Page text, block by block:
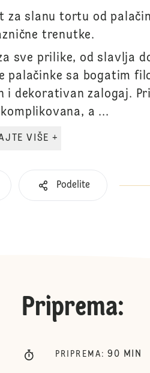
za slanu tortu od
trenutke.
sve prilike, od slavlja
palačinke sa bogatim
i dekorativan zalogaj.
a ...
SAZNAJTE VIŠE +
Podelite
Priprema:
PRIPREMA : 90 MIN